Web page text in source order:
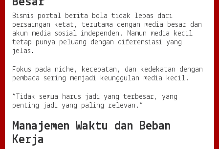
Bisnis portal berita bola tidak lepas dari
persaingan ketat, terutama dengan media besar dan
akun media sosial independen. Namun media kecil
tetap punya peluang dengan diferensiasi yang
jelas.
Fokus pada niche, kecepatan, dan kedekatan dengan
pembaca sering menjadi keunggulan media kecil.
“Tidak semua harus jadi yang terbesar, yang
penting jadi yang paling relevan.”
Manajemen Waktu dan Beban
Kerja